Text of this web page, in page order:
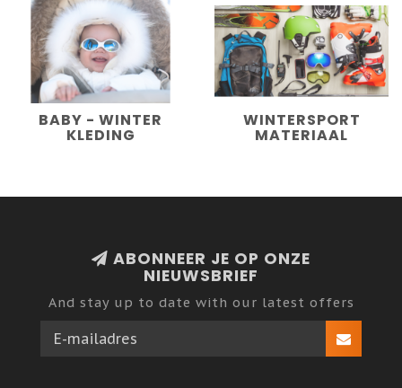
BABY - WINTER
KLEDING
WINTERSPORT
MATERIAAL
ABONNEER JE OP ONZE
NIEUWSBRIEF
And stay up to date with our latest offers